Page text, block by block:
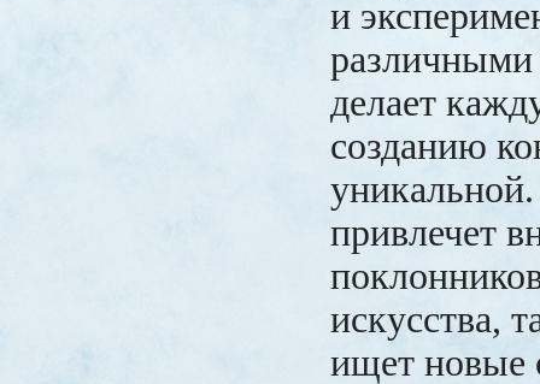
и
делает
созданию
привлечет
искусства,
ищет новые